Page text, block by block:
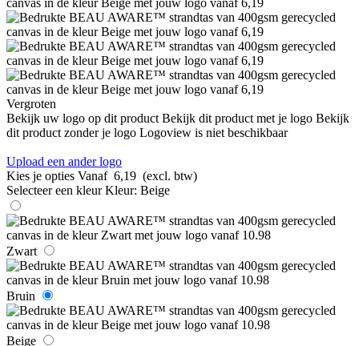
Vergroten
Bekijk uw logo op dit product Bekijk dit product met je logo Bekijk
dit product zonder je logo Logoview is niet beschikbaar
Upload een ander logo
Kies je opties Vanaf 6,19 (excl. btw)
Selecteer een kleur Kleur: Beige
Zwart
Bruin
Beige